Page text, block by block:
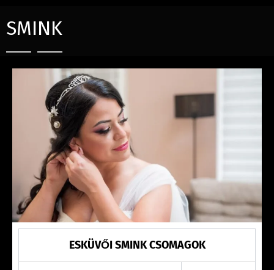
SMINK
ESKÜVŐI SMINK CSOMAGOK